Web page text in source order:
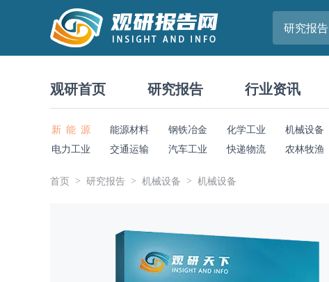
研究报告
观研首页 研究报告 行业资讯
新 能 源 能源材料 钢铁冶金 化学工业
机械设备
电力工业
交通运输 汽车工业 快递物流 农林牧渔
首页 研究报告 机械设备 机械设备